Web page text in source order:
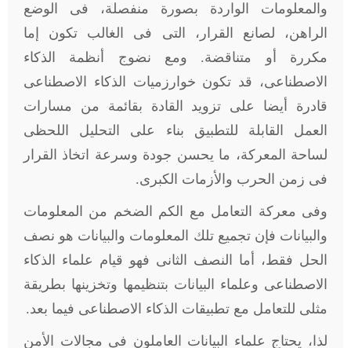
والمعلومات الواردة بصورة منفصلة، فى الوضع
الراهن، لصانع القرار، التى فى الغالب تكون إما
مكررة أو متناقضة. ومع نضوج أنظمة الذكاء
الاصطناعى، قد تكون خوارزميات الذكاء الاصطناعى
قادرة أيضا على تزويد القادة بقائمة من مسارات
العمل القابلة للتطبيق بناء على التحليل اللحظى
لساحة المعركة، ما يحسن جودة وسرعة اتخاذ القرار
فى زمن الحرب والأزمات الكبرى.
وفى معركة التعامل مع الكم الضخم من المعلومات
والبيانات فإن تجميع تلك المعلومات والبيانات هو نصف
الحل فقط، أما النصف الثانى فهو قيام علماء الذكاء
الاصطناعى وعلماء البيانات بتنظيمها وتخزينها بطريقة
مثلى للتعامل مع تطبيقات الذكاء الاصطناعى فيما بعد.
لذا، يحتاج علماء البيانات العاملون فى مجالات الأمن